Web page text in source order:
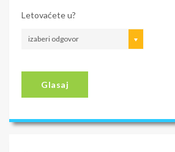
Letovaćete u?
izaberi odgovor
Glasaj